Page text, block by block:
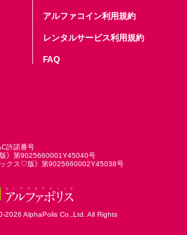
アルファコイン利用規約
レンタルサービス利用規約
FAQ
許諾番号
版》第9025660001Y45040号
ックス♡版》第9025660002Y45038号
2026 AlphaPolis Co.,Ltd. All Rights